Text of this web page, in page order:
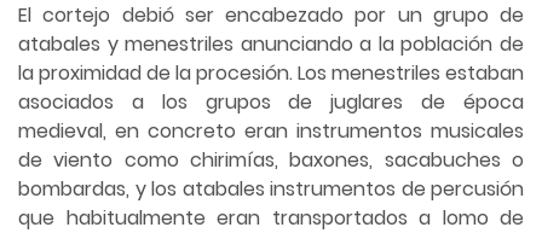
El cortejo debió ser encabezado por un grupo de
atabales y menestriles anunciando a la población de
la proximidad de la procesión. Los menestriles estaban
asociados a los grupos de juglares de época
medieval, en concreto eran instrumentos musicales
de viento como chirimías, baxones, sacabuches o
bombardas, y los atabales instrumentos de percusión
que habitualmente eran transportados a lomo de